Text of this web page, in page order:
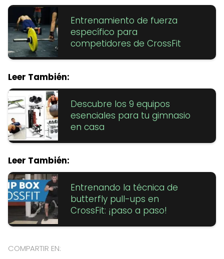
Entrenamiento de fuerza
específico para
competidores de CrossFit
Leer También:
Descubre los 9 equipos
esenciales para tu gimnasio
en casa
Leer También:
Entrenando la técnica de
butterfly pull-ups en
CrossFit: ¡paso a paso!
COMPARTIR EN: